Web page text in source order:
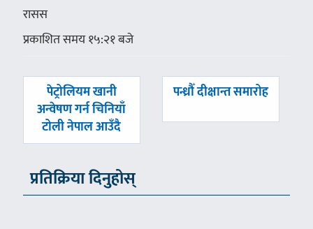
रासस
प्रकाशित समय १५:२१ बजे
पछिल्लाे
-
पेट्रोलियम खानी
अन्वेषण गर्न चिनियाँ
टोली नेपाल आउँदै
अघिल्लाे
पन्ध्रौँ दीक्षान्त समारोह
प्रतिक्रिया दिनुहोस्